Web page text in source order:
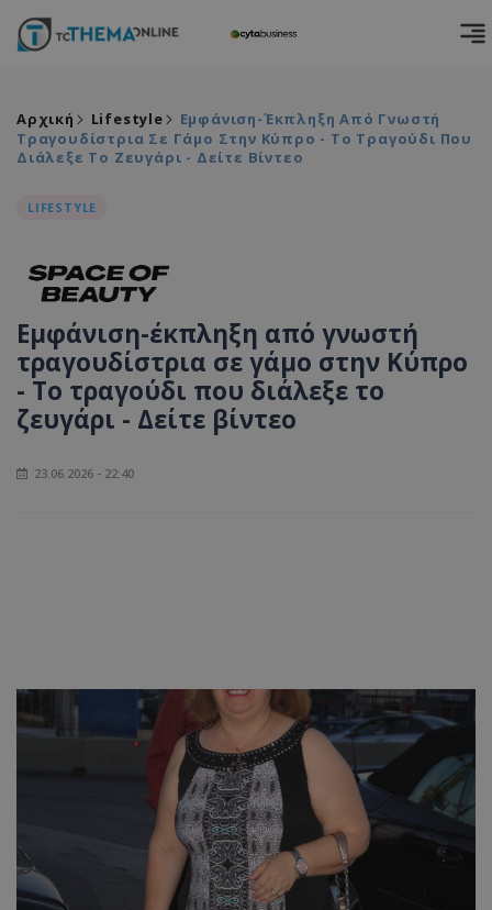
Αρχική Lifestyle
Εμφάνιση-Έκπληξη Από Γνωστή
Τραγουδίστρια Σε Γάμο Στην Κύπρο - Το Τραγούδι Που
Διάλεξε Το Ζευγάρι - Δείτε Βίντεο
LIFESTYLE
Εμφάνιση-έκπληξη από γνωστή
τραγουδίστρια σε γάμο στην Κύπρο
- Το τραγούδι που διάλεξε το
ζευγάρι - Δείτε βίντεο
23.06.2026 - 22:40